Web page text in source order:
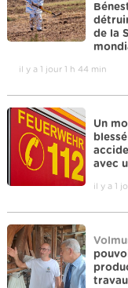
de la
il y a 1 jour 1 h 44 min
Un
avec
il y a 1